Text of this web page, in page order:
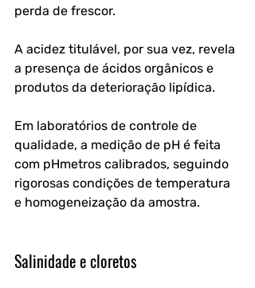
perda de frescor.
A acidez titulável, por sua vez, revela
a presença de ácidos orgânicos e
produtos da deterioração lipídica.
Em laboratórios de controle de
qualidade, a medição de pH é feita
com pHmetros calibrados, seguindo
rigorosas condições de temperatura
e homogeneização da amostra.
Salinidade e cloretos